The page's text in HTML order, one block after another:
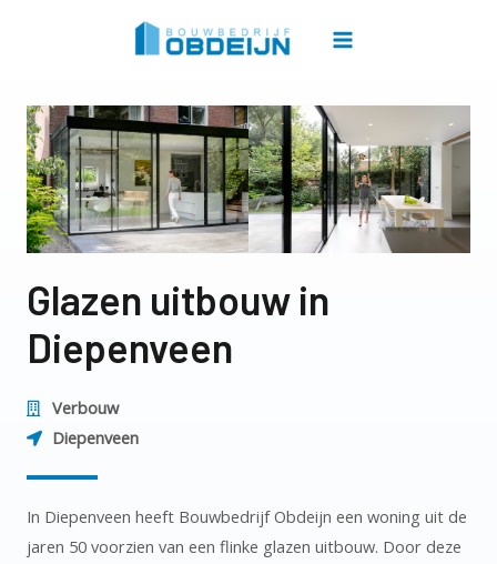
Glazen uitbouw in
Diepenveen
Verbouw
Diepenveen
In Diepenveen heeft Bouwbedrijf Obdeijn een woning uit de
jaren 50 voorzien van een flinke glazen uitbouw. Door deze